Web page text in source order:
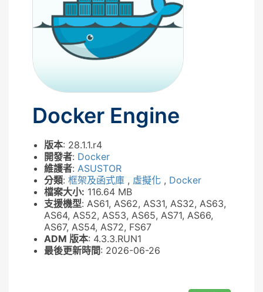
Docker Engine
版本: 28.1.1.r4
開發者: Docker
維護者: ASUSTOR
分類: 框架及函式庫 , 虛擬化 , Docker
檔案大小: 116.64 MB
支援機型: AS61, AS62, AS31, AS32, AS63,
AS64, AS52, AS53, AS65, AS71, AS66,
AS67, AS54, AS72, FS67
ADM 版本: 4.3.3.RUN1
最後更新時間: 2026-06-26